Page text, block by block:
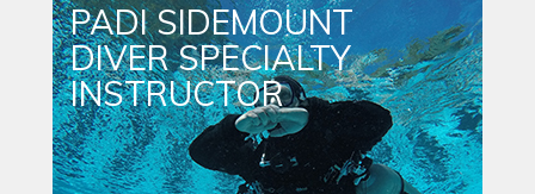
PADI SIDEMOUNT
DIVER SPECIALTY
INSTRUCTOR